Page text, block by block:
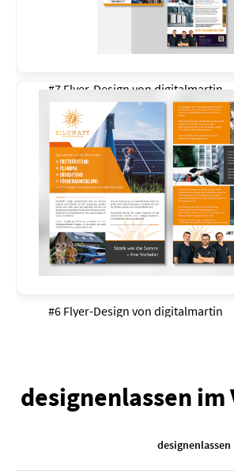
#7 Flyer-Design vondigitalmartin
#6 Flyer-Design von digitalmartin
designenlassen im
designenlassen